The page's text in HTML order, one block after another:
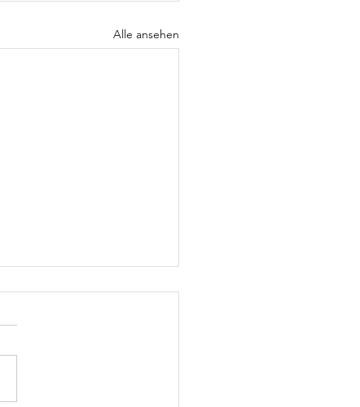
Alle ansehen